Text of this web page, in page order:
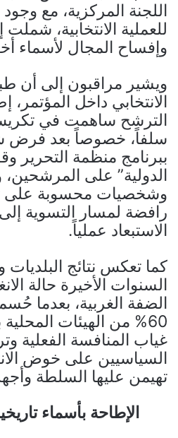
اللجنة المركزية، مع
للعملية الانتخابية،
وإفساح المجال لأسماء
ويشير مراقبون إلى أن
الانتخابي داخل
الترشح ساهمت في
سلفاً، خصوصاً بعد فرض
ببرنامج منظمة التحرير
الدولية” على
وشخصيات محسوبة على
رافضة لمسار التسوية
الاستبعاد عملياً.
كما تعكس نتائج البلديات
السنوات الأخيرة حالة
الضفة الغربية، بعدما
60% من الهيئات
غياب المنافسة الفعلية
السياسيين على خوض
تهيمن عليها السلطة
الإطاحة بأسماء